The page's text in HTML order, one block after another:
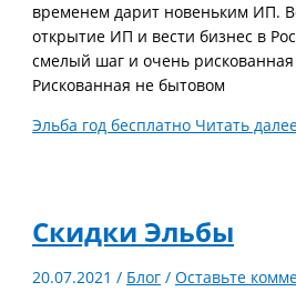
временем дарит новеньким ИП.
открытие ИП и вести бизнес в
смелый шаг и очень рискованная
Рискованная не бытовом
Эльба год бесплатно Читать
Скидки Эльбы
20.07.2021/ Блог /Оставьте